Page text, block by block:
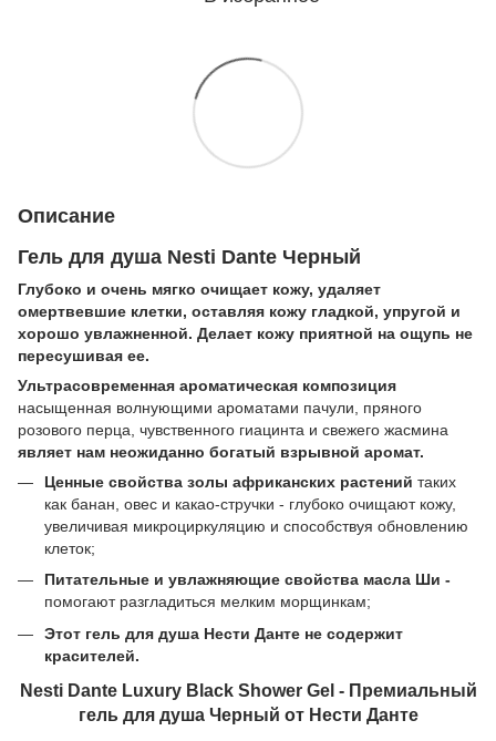
Описание
Гель для душа Nesti Dante Черный
Глубоко и очень мягко очищает кожу, удаляет
омертвевшие клетки, оставляя кожу гладкой, упругой и
хорошо увлажненной. Делает кожу приятной на ощупь не
пересушивая ее.
Ультрасовременная ароматическая композиция
насыщенная волнующими ароматами пачули, пряного
розового перца, чувственного гиацинта и свежего жасмина
являет нам неожиданно богатый взрывной аромат.
Ценные свойства золы африканских растений таких
как банан, овес и какао-стручки - глубоко очищают кожу,
увеличивая микроциркуляцию и способствуя обновлению
клеток;
Питательные и увлажняющие свойства масла Ши -
помогают разгладиться мелким морщинкам;
Этот гель для душа Нести Данте не содержит
красителей.
Nesti Dante Luxury Black Shower Gel - Премиальный
гель для душа Черный от Нести Данте